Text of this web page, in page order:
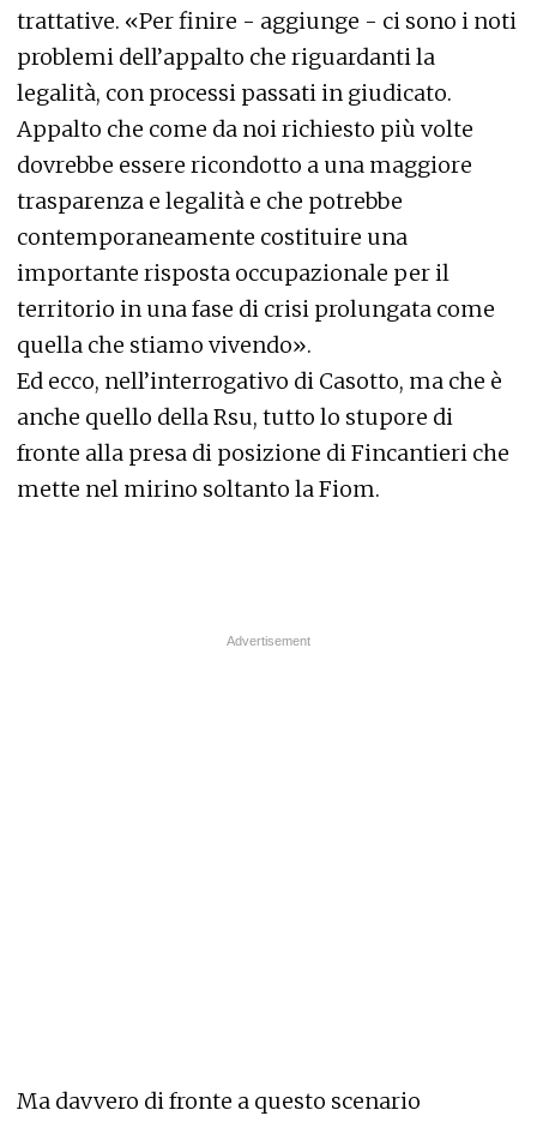
trattative. «Per finire - aggiunge - ci sono i noti
problemi dell’appalto che riguardanti la
legalità, con processi passati in giudicato.
Appalto che come da noi richiesto più volte
dovrebbe essere ricondotto a una maggiore
trasparenza e legalità e che potrebbe
contemporaneamente costituire una
importante risposta occupazionale per il
territorio in una fase di crisi prolungata come
quella che stiamo vivendo».
Ed ecco, nell’interrogativo di Casotto, ma che è
anche quello della Rsu, tutto lo stupore di
fronte alla presa di posizione di Fincantieri che
mette nel mirino soltanto la Fiom.
Ma davvero di fronte a questo scenario